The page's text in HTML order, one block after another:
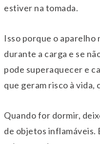
estiver na tomada.
Isso porque o
durante a carga e se
pode superaquecer e
que geram risco à vida,
Quando for dormir,
de objetos inflamáveis.